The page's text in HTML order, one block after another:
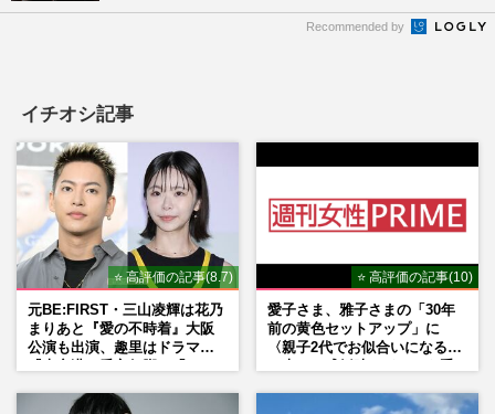
Recommended by
イチオシ記事
⭐ 高評価の記事(8.7)
元BE:FIRST・三山凌輝は花乃
まりあと『愛の不時着』大阪
公演も出演、趣里はドラマ
⭐ 高評価の記事(10)
愛子さま、雅子さまの「30年
前の黄色セットアップ」に
〈親子2代でお似合いになる〉